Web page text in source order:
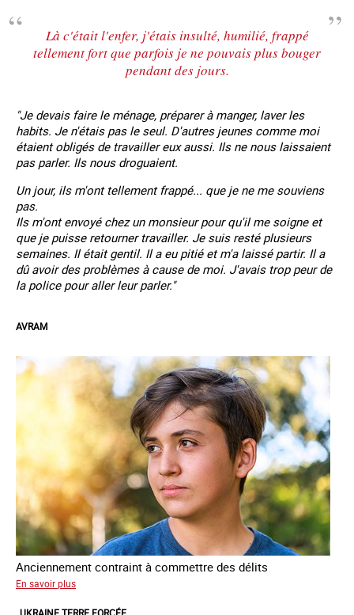
Là c'était l'enfer, j'étais insulté, humilié, frappé
tellement fort que parfois je ne pouvais plus bouger
pendant des jours.
"Je devais faire le ménage, préparer à manger, laver les
habits. Je n'étais pas le seul. D'autres jeunes comme moi
étaient obligés de travailler eux aussi. Ils ne nous laissaient
pas parler. Ils nous droguaient.
Un jour, ils m'ont tellement frappé... que je ne me souviens
pas.
Ils m'ont envoyé chez un monsieur pour qu'il me soigne et
que je puisse retourner travailler. Je suis resté plusieurs
semaines. Il était gentil. Il a eu pitié et m'a laissé partir. Il a
dû avoir des problèmes à cause de moi. J'avais trop peur de
la police pour aller leur parler."
AVRAM
Anciennement contraint à commettre des délits
En savoir plus